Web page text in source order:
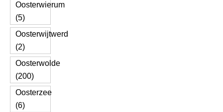
Oosterwierum
(5)
Oosterwijtwerd
(2)
Oosterwolde
(200)
Oosterzee
(6)